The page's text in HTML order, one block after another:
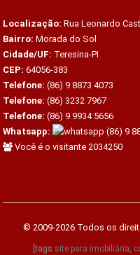
Localização: Rua Leonardo
Bairro: Morada do Sol
Cidade/UF: Teresina-PI
CEP: 64056-383
Telefone: (86) 9 8873 4073
Telefone: (86) 3232 7967
Telefone: (86) 9 9934 5656
Whatsapp:
(86) 9
Você é o visitante 2034250
© 2009-2026 Todos os
[tags site para imobiliária,